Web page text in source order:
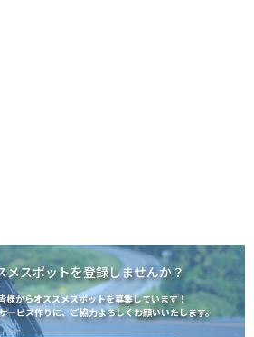
メスポットを登録しませんか？
様からオススメスポットを募集しています！
ビス作りに、ご協力よろしくお願いいたします。